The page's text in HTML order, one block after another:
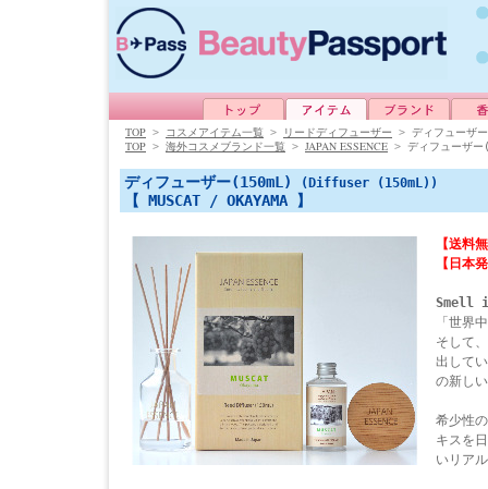
TOP > コスメアイテム一覧 > リードディフューザー > ディフューザ
TOP > 海外コスメブランド一覧 > JAPAN ESSENCE > ディフューザ
ディフューザー(150mL) (Diffuser (150mL))
【 MUSCAT / OKAYAMA 】
【送料
【日本
「世界
そして
出して
の新し
希少性
キスを
いリア